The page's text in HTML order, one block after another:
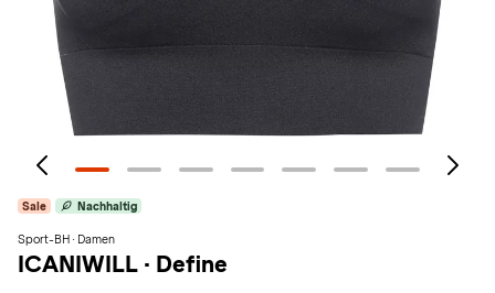
Sale Nachhaltig
Sport-BH · Damen
ICANIWILL · Define